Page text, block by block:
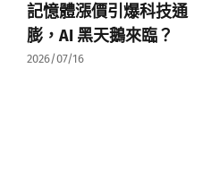
記憶體漲價引爆科技通
膨，AI 黑天鵝來臨？
2026/07/16